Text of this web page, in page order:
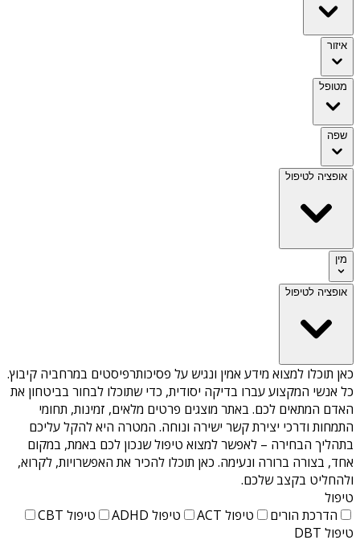
איזור
מטופל
שפה
אופציה לטיפול
מין
אופציה לטיפול
כאן תוכלו למצוא מידע אמין ונגיש על פסיכותרפיסטים במרחביה קיבוץ.
כל אנשי המקצוע עברו בדיקה יסודית, כדי שתוכלו לבחור בביטחון את
האדם המתאים לכם. באתר מוצגים פרטים מלאים, זמינות, תחומי
התמחות ודרכי יצירת קשר ישירה ונוחה. המטרה היא להקל עליכם
בתהליך הבחירה – לאפשר למצוא טיפול שנכון לכם באמת, במקום
אחד, בצורה ברורה ונעימה. כאן תוכלו להכיר את האפשרויות, לקרוא,
ולהחליט בקצב שלכם.
טיפול
הדרכת הורים
טיפול ACT טיפול ADHD
טיפול CBT
טיפול DBT